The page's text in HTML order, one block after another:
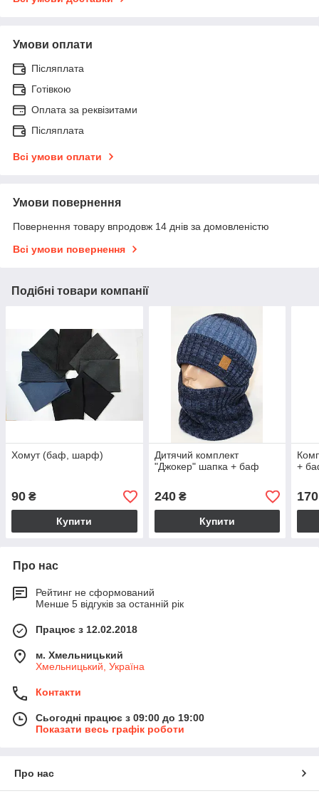
Умови оплати
Післяплата
Готівкою
Оплата за реквізитами
Післяплата
Всі умови оплати
Умови повернення
Повернення товару впродовж 14 днів за домовленістю
Всі умови повернення
Подібні товари компанії
Хомут (баф, шарф)
90 ₴
Купити
Дитячий комплект
"Джокер" шапка + баф
240₴
Купити
+
170
Про нас
Рейтинг не сформований
Менше 5 відгуків за останній рік
Працює з 12.02.2018
м. Хмельницький
Хмельницький, Україна
Контакти
Сьогодні працює з 09:00 до 19:00
Показати весь графік роботи
Про нас